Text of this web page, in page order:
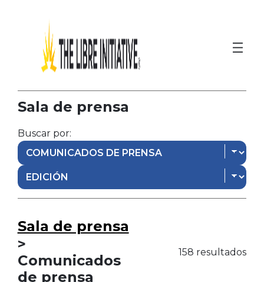
Sala de prensa
Buscar por:
Sala de prensa
>
Comunicados
de prensa
158 resultados